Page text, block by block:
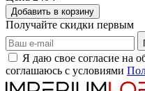
Добавить в корзину
Получайте скидки первым
Я даю свое согласие на
соглашаюсь с условиями